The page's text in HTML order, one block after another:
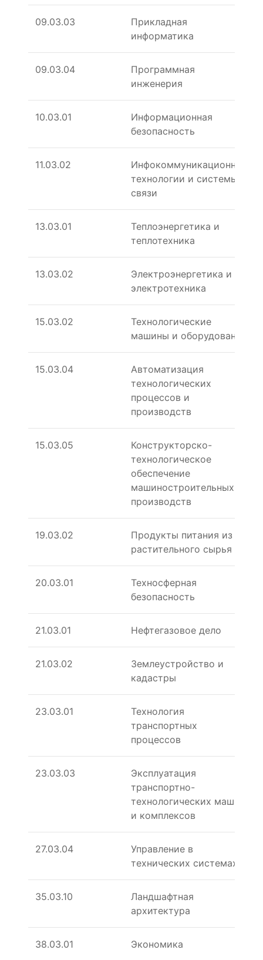
09.03.03
Прикладная
информатика
09.03.04
Программная
инженерия
10.03.01
Информационная
безопасность
11.03.02
Инфокоммуникационные
технологии и системы
связи
13.03.01
Теплоэнергетика и
теплотехника
13.03.02
Электроэнергетика и
электротехника
15.03.02
Технологические
машины и оборудование
15.03.04
Автоматизация
технологических
процессов и
производств
15.03.05
Конструкторско-
технологическое
обеспечение
машиностроительных
производств
19.03.02
Продукты питания из
растительного сырья
20.03.01
Техносферная
безопасность
21.03.01 Нефтегазовое дело
21.03.02
Землеустройство и
кадастры
23.03.01
Технология
транспортных
процессов
23.03.03
Эксплуатация
транспортно-
технологических машин
и комплексов
27.03.04
Управление в
технических системах
35.03.10
Ландшафтная
архитектура
38.03.01 Экономика